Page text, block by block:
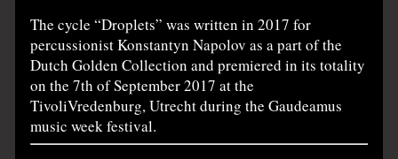
The cycle “Droplets” was written in 2017 for
percussionist Konstantyn Napolov as a part of the
Dutch Golden Collection and premiered in its totality
on the 7th of September 2017 at the
TivoliVredenburg, Utrecht during the Gaudeamus
music week festival.